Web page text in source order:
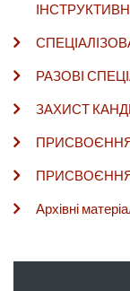
РАЗОВІ
ЗАХИСТ
Архівні